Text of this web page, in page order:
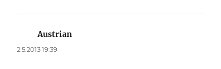
Austrian
2.5.2013 19:39